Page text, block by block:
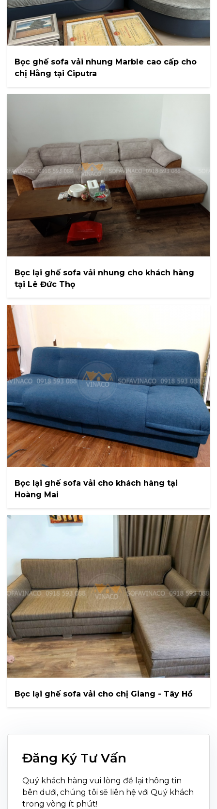
Bọc ghế sofa vải nhung Marble cao cấp cho
chị Hằng tại Ciputra
Bọc lại ghế sofa vải nhung cho khách hàng
tại Lê Đức Thọ
Bọc lại ghế sofa vải cho khách hàng tại
Hoàng Mai
Bọc lại ghế sofa vải cho chị Giang - Tây Hồ
Đăng Ký Tư Vấn
Quý khách hàng vui lòng để lại thông tin
bên dưới, chúng tôi sẽ liên hệ với Quý khách
trong vòng ít phút!